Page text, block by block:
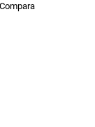
Compara